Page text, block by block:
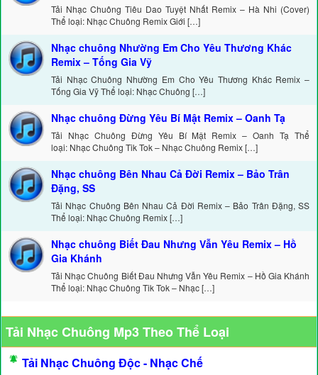
Tải Nhạc Chuông Tiêu Dao Tuyệt Nhất Remix – Hà Nhi (Cover)
Thể loại: Nhạc Chuông Remix Giới […]
Nhạc chuông Nhường Em Cho Yêu Thương Khác
Remix – Tống Gia Vỹ
Tải Nhạc Chuông Nhường Em Cho Yêu Thương Khác Remix –
Tống Gia Vỹ Thể loại: Nhạc Chuông […]
Nhạc chuông Đừng Yêu Bí Mật Remix – Oanh Tạ
Tải Nhạc Chuông Đừng Yêu Bí Mật Remix – Oanh Tạ Thể
loại: Nhạc Chuông Tik Tok – Nhạc Chuông Remix […]
Nhạc chuông Bên Nhau Cả Đời Remix – Bảo Trân
Đặng, SS
Tải Nhạc Chuông Bên Nhau Cả Đời Remix – Bảo Trân Đặng, SS
Thể loại: Nhạc Chuông Remix […]
Nhạc chuông Biết Đau Nhưng Vẫn Yêu Remix – Hồ
Gia Khánh
Tải Nhạc Chuông Biết Đau Nhưng Vẫn Yêu Remix – Hồ Gia Khánh
Thể loại: Nhạc Chuông Tik Tok – Nhạc […]
Tải Nhạc Chuông Mp3 Theo Thể Loại
Tải Nhạc Chuông Độc - Nhạc Chế